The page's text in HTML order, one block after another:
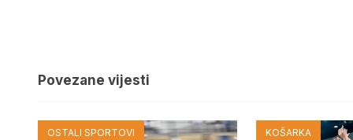
Povezane vijesti
OSTALI SPORTOVI KOŠARKA